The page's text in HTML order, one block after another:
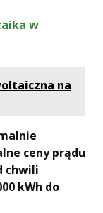
w
na
ceny prądu
chwili
kWh do